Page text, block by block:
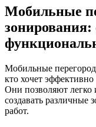
Мобильные
зонирования:
Мобильные
кто хочет
Они позволяют легко
создавать различные
работ.